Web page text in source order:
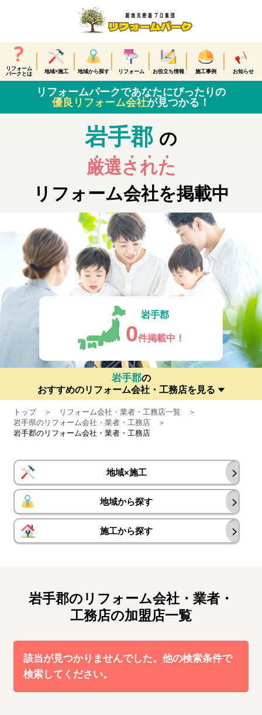
リフォーム
パークとは
地域×施工 地域から探す リフォーム お役立ち情報 施工事例 お知らせ
リフォームパークであなたにぴったりの
優良リフォーム会社が見つかる！
岩手郡 の
厳選された
リフォーム会社を掲載中
岩手郡
0件掲載中！
岩手郡の
おすすめのリフォーム会社・工務店を見る
トップ
リフォーム会社・業者・工務店一覧
岩手県のリフォーム会社・業者・工務店
岩手郡のリフォーム会社・業者・工務店
地域×施工
地域から探す
施工から探す
岩手郡のリフォーム会社・業者・
工務店の加盟店一覧
該当が見つかりませんでした。他の検索条件で
検索してください。